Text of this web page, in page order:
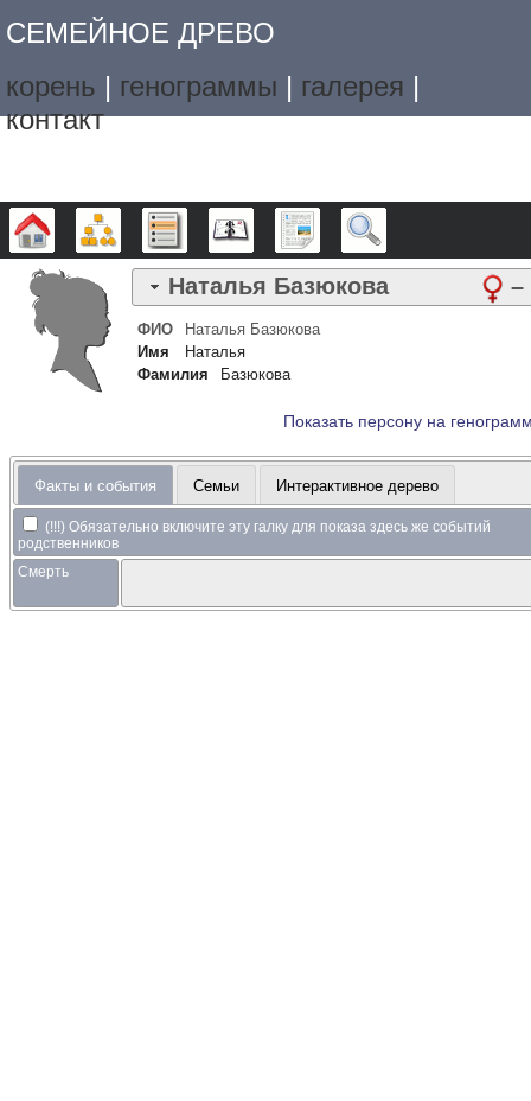
СЕМЕЙНОЕ ДРЕВО
корень | генограммы | галерея |
контакт
Дерево Графики Списки Календарь Отчёты
Наталья Базюкова –
ФИО Наталья Базюкова
Имя
Наталья
Фамилия
Базюкова
Показать персону на
Факты и события Семьи Интерактивное дерево
(!!!) Обязательно включите эту галку для показа здесь же событий
родственников
Смерть